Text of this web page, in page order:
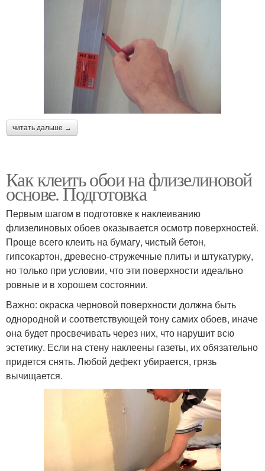
читать дальше →
Как клеить обои на флизелиновой
основе. Подготовка
Первым шагом в подготовке к наклеиванию
флизелиновых обоев оказывается осмотр поверхностей.
Проще всего клеить на бумагу, чистый бетон,
гипсокартон, древесно-стружечные плиты и штукатурку,
но только при условии, что эти поверхности идеально
ровные и в хорошем состоянии.
Важно: окраска черновой поверхности должна быть
однородной и соответствующей тону самих обоев, иначе
она будет просвечивать через них, что нарушит всю
эстетику. Если на стену наклеены газеты, их обязательно
придется снять. Любой дефект убирается, грязь
вычищается.